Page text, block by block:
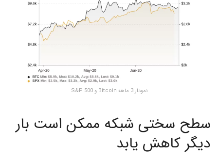
نمودار 3 ماهه Bitcoin و S&P 500
سطح سختی شبکه ممکن است بار
دیگر کاهش یابد